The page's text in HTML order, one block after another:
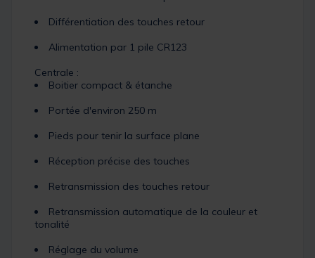
Différentiation des touches retour
Alimentation par 1 pile CR123
Centrale :
Boitier compact & étanche
Portée d'environ 250 m
Pieds pour tenir la surface plane
Réception précise des touches
Retransmission des touches retour
Retransmission automatique de la couleur et
tonalité
Réglage du volume